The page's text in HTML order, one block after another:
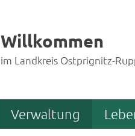
Willkommen
im Landkreis Ostprignitz-
Verwaltung